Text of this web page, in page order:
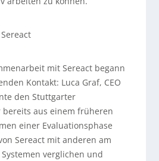
mit Sereact begann
Kontakt: Luca Graf, CEO
den Stuttgarter
bereits aus einem früheren
einer Evaluationsphase
Sereact mit anderen am
verglichen und